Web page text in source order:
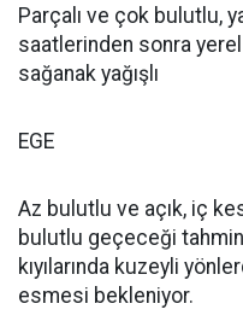
Parçalı ve çok bulutlu,
saatlerinden sonra
sağanak yağışlı
EGE
Az bulutlu ve açık, iç
bulutlu geçeceği tahmin
kıyılarında kuzeyli
esmesi bekleniyor.